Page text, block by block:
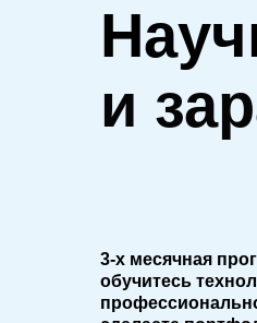
и
3-х месячная
обучитесь